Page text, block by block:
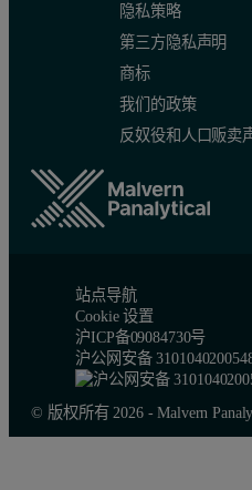
隐私策略
第三方隐私声明
商标
我们的政策
反奴役和人口贩卖
站点导航
Cookie 设置
沪ICP备09084730号
沪公网安备
© 版权所有 2026 - Malvern